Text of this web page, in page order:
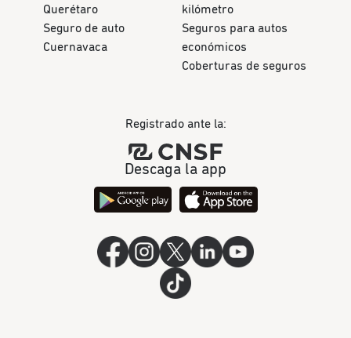
Querétaro
Seguro de auto
Cuernavaca
kilómetro
Seguros para autos
económicos
Coberturas de seguros
Registrado ante la:
Descaga la app